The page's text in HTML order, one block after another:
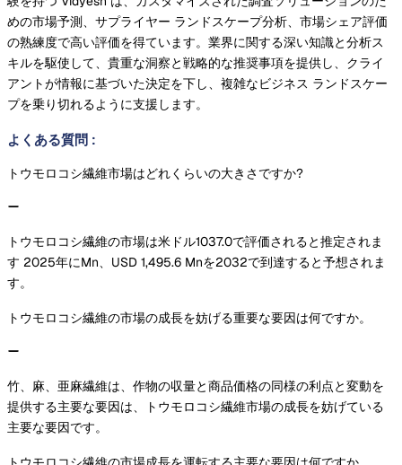
めの市場予測、サプライヤー ランドスケープ分析、市場シェア評価
の熟練度で高い評価を得ています。業界に関する深い知識と分析ス
キルを駆使して、貴重な洞察と戦略的な推奨事項を提供し、クライ
アントが情報に基づいた決定を下し、複雑なビジネス ランドスケー
プを乗り切れるように支援します。
よくある質問 :
トウモロコシ繊維市場はどれくらいの大きさですか?
トウモロコシ繊維の市場は米ドル1037.0で評価されると推定されま
す 2025年にMn、USD 1,495.6 Mnを2032で到達すると予想されま
す。
トウモロコシ繊維の市場の成長を妨げる重要な要因は何ですか。
竹、麻、亜麻繊維は、作物の収量と商品価格の同様の利点と変動を
提供する主要な要因は、トウモロコシ繊維市場の成長を妨げている
主要な要因です。